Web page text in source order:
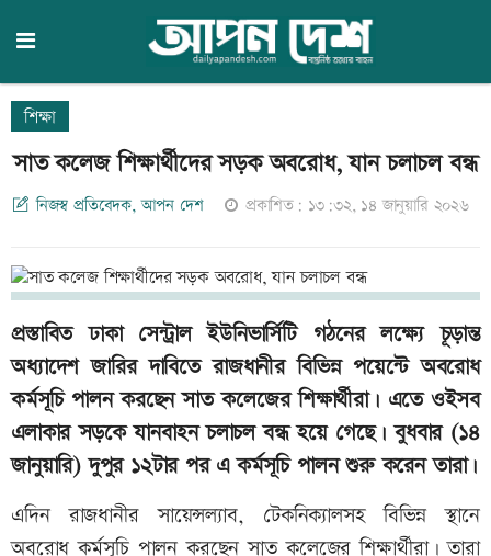
শিক্ষা
সাত কলেজ শিক্ষার্থীদের সড়ক অবরোধ, যান চলাচল বন্ধ
নিজস্ব প্রতিবেদক, আপন দেশ প্রকাশিত: ১৩:৩২, ১৪ জানুয়ারি ২০২৬
প্রস্তাবিত ঢাকা সেন্ট্রাল ইউনিভার্সিটি গঠনের লক্ষ্যে চূড়ান্ত
অধ্যাদেশ জারির দাবিতে রাজধানীর বিভিন্ন পয়েন্টে অবরোধ
কর্মসূচি পালন করছেন সাত কলেজের শিক্ষার্থীরা। এতে ওইসব
এলাকার সড়কে যানবাহন চলাচল বন্ধ হয়ে গেছে। বুধবার (১৪
জানুয়ারি) দুপুর ১২টার পর এ কর্মসূচি পালন শুরু করেন তারা।
এদিন রাজধানীর সায়েন্সল্যাব, টেকনিক্যালসহ বিভিন্ন স্থানে
অবরোধ কর্মসূচি পালন করছেন সাত কলেজের শিক্ষার্থীরা। তারা